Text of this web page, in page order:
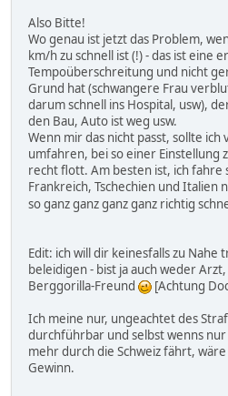
Also Bitte!
Wo genau ist jetzt das Problem,
km/h zu schnell ist (!) - das ist eine
Tempoüberschreitung und nicht
Grund hat (schwangere Frau
darum schnell ins Hospital, usw),
den Bau, Auto ist weg usw.
Wenn mir das nicht passt, sollte ich
umfahren, bei so einer Einstellung
recht flott. Am besten ist, ich fahre
Frankreich, Tschechien und Italien
so ganz ganz ganz ganz richtig
Edit: ich will dir keinesfalls zu
beleidigen - bist ja auch weder
Berggorilla-Freund
[Achtung
Ich meine nur, ungeachtet des
durchführbar und selbst wenns
mehr durch die Schweiz fährt,
Gewinn.